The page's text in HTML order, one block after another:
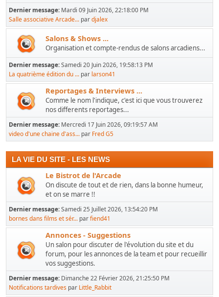
Dernier message: Mardi 09 Juin 2026, 22:18:00 PM
Salle associative Arcade... pardjalex
Salons & Shows ...
Organisation et compte-rendus de salons arcadiens...
Dernier message:Samedi 20 Juin 2026, 19:58:13 PM
La quatrième édition du ... par larson41
Reportages & Interviews ...
Comme le nom l'indique, c'est ici que vous trouverez
nos differents reportages...
Dernier message: Mercredi 17 Juin 2026, 09:19:57 AM
video d'une chaine d'ass... par Fred G5
LA VIE DU SITE - LES NEWS
Le Bistrot de l'Arcade
On discute de tout et de rien, dans la bonne humeur,
et on se marre !!
Dernier message:Samedi 25 Juillet 2026, 13:54:20 PM
bornes dans films et sér... parfiend41
Annonces - Suggestions
Un salon pour discuter de l'évolution du site et du
forum, pour les annonces de la team et pour recueillir
vos suggestions.
Dernier message: Dimanche 22 Février 2026, 21:25:50 PM
Notifications tardives par Little_Rabbit